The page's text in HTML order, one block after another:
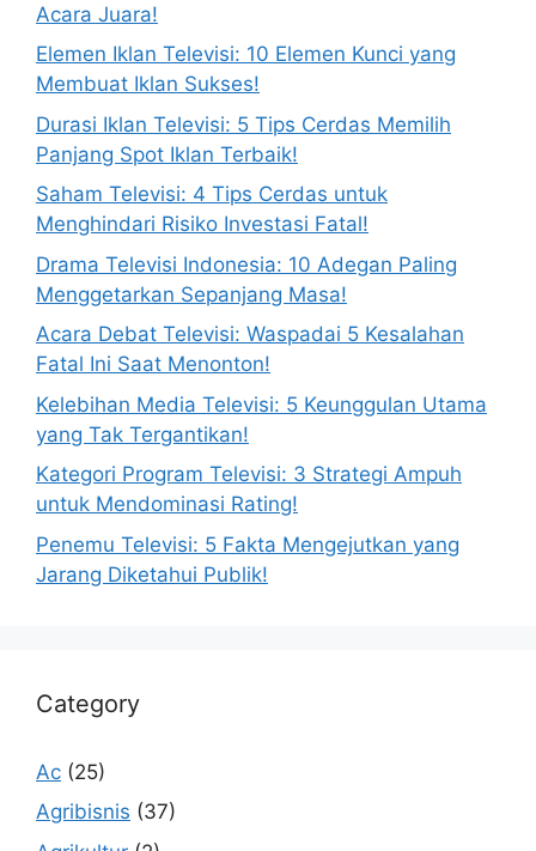
Acara Juara!
Elemen Iklan Televisi: 10 Elemen Kunci yang
Membuat Iklan Sukses!
Durasi Iklan Televisi: 5 Tips Cerdas Memilih
Panjang Spot Iklan Terbaik!
Saham Televisi: 4 Tips Cerdas untuk
Menghindari Risiko Investasi Fatal!
Drama Televisi Indonesia: 10 Adegan Paling
Menggetarkan Sepanjang Masa!
Acara Debat Televisi: Waspadai 5 Kesalahan
Fatal Ini Saat Menonton!
Kelebihan Media Televisi: 5 Keunggulan Utama
yang Tak Tergantikan!
Kategori Program Televisi: 3 Strategi Ampuh
untuk Mendominasi Rating!
Penemu Televisi: 5 Fakta Mengejutkan yang
Jarang Diketahui Publik!
Category
Ac (25)
Agribisnis (37)